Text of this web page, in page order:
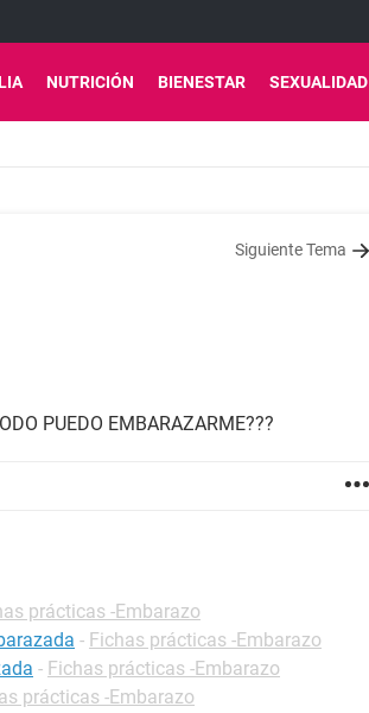
NUTRICIÓN BIENESTAR SEXUALIDAD
Siguiente Tema
PUEDO EMBARAZARME???
prácticas -Embarazo
- Fichas prácticas -Embarazo
- Fichas prácticas -Embarazo
prácticas -Embarazo